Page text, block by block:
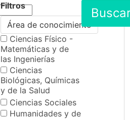
Filtros
Área de conocimiento
Ciencias Físico -
Matemáticas y de
las Ingenierías
Ciencias
Biológicas, Químicas
y de la Salud
Ciencias Sociales
Humanidades y de